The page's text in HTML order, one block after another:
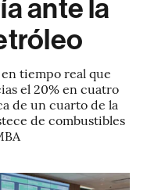
ante la
tiempo real que
el 20% en cuatro
de un cuarto de la
de combustibles